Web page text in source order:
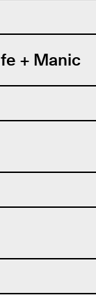
+ Manic